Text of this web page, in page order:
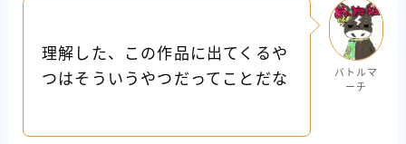
理解した、この作品に出てくるや
つはそういうやつだってことだな
バトルマ
ーチ